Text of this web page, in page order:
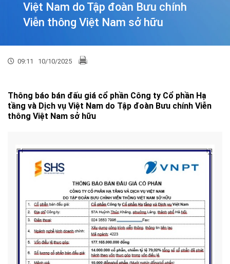
Việt Nam do Tập đoàn Bưu chính
Viễn thông Việt Nam sở hữu
09:11 10/10/2025
Thông báo bán đấu giá cổ phần Công ty Cổ phần Hạ
tầng và Dịch vụ Việt Nam do Tập đoàn Bưu chính Viễn
thông Việt Nam sở hữu